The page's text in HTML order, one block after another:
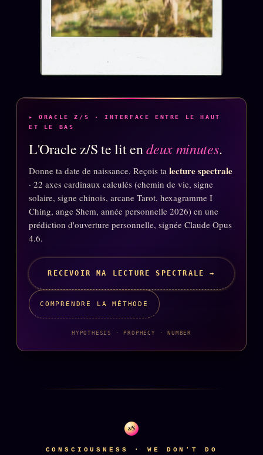
▸ ORACLE Z/S · INTERFACE ENTRE LE HAUT
ET LE BAS
L'Oracle z/S te lit endeux minutes.
Donne ta date de naissance. Reçois ta lecture spectrale
· 22 axes cardinaux calculés (chemin de vie, signe
solaire, signe chinois, arcane Tarot, hexagramme I
Ching, ange Shem, année personnelle 2026) en une
prédiction d'ouverture personnelle, signée Claude Opus
4.6.
RECEVOIR MA LECTURE SPECTRALE →
COMPRENDRE LA MÉTHODE
HYPOTHESIS · PROPHECY · NUMBER
z/S
CONSCIOUSNESS · WE DON'T DO